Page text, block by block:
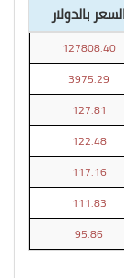
بالدولار
127808.40
3975.29
127.81
122.48
117.16
111.83
95.86